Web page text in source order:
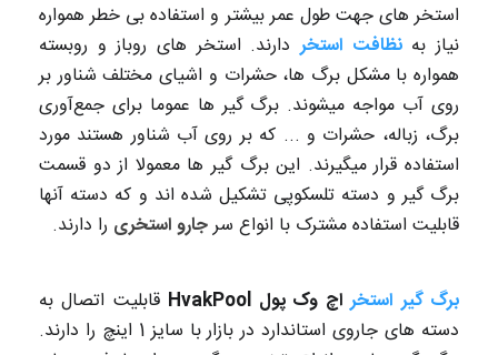
استخر های جهت طول عمر بیشتر و استفاده بی خطر همواره
نیاز بهنظافت استخردارند. استخر های روباز و روبسته
همواره با مشکل برگ ها، حشرات و اشیای مختلف شناور بر
روی آب مواجه میشوند. برگ گیر ها عموما برای جمع‌آوری
برگ، زباله، حشرات و ... که بر روی آب شناور هستند مورد
استفاده قرار میگیرند. این برگ گیر ها معمولا از دو قسمت
برگ گیر و دسته تلسکوپی تشکیل شده اند و که دسته آنها
قابلیت استفاده مشترک با انواع سرجارو استخری را دارند.
برگ گیر استخراچ وک پول HvakPool
قابلیت اتصال به
دسته های جاروی استاندارد در بازار با سایز 1 اینچ را دارند.